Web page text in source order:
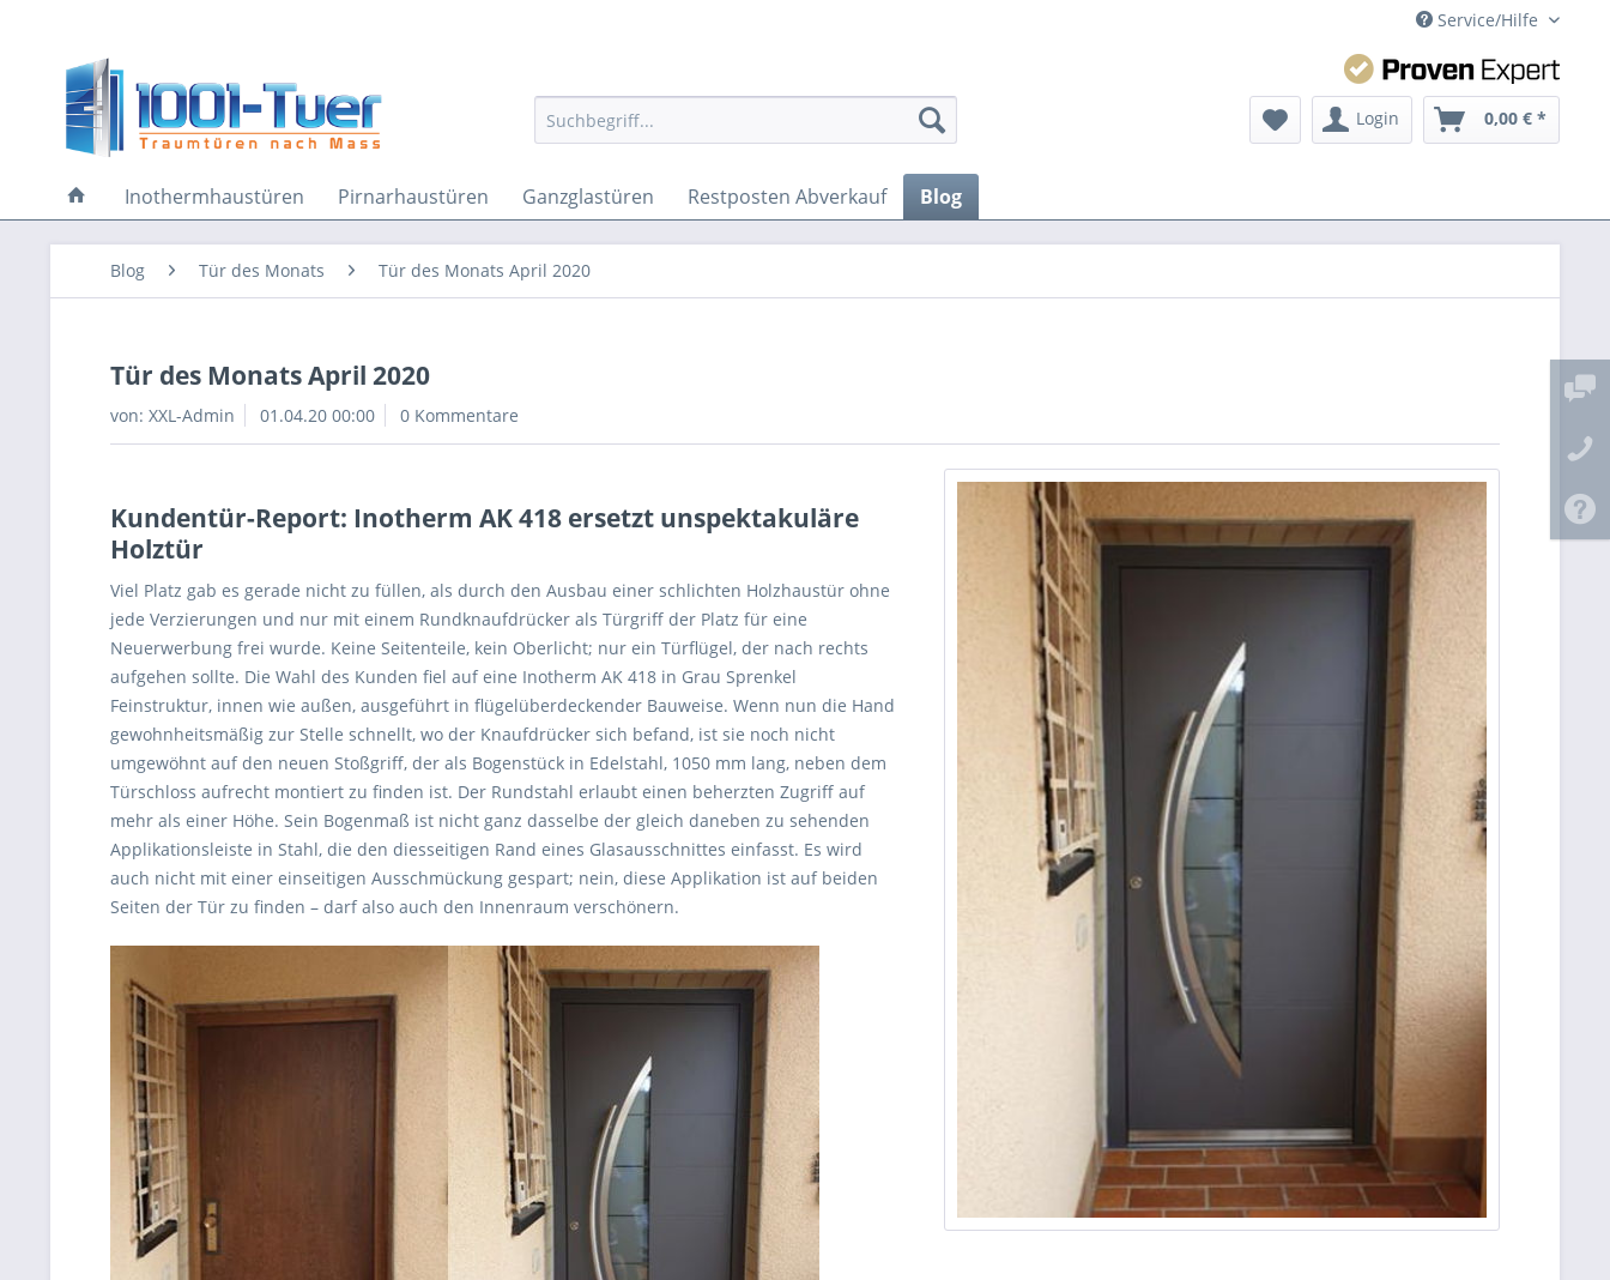
Service/Hilfe
Login 0,00 € *
Inothermhaustüren Pirnarhaustüren Ganzglastüren Restposten Abverkauf Blog
Blog Tür des Monats Tür des Monats April 2020
Tür des Monats April 2020
von: XXL-Admin 01.04.20 00:00 0 Kommentare
Kundentür-Report: Inotherm AK 418 ersetzt unspektakuläre
Holztür
Viel Platz gab es gerade nicht zu füllen, als durch den Ausbau einer schlichten Holzhaustür ohne
jede Verzierungen und nur mit einem Rundknaufdrücker als Türgriff der Platz für eine
Neuerwerbung frei wurde. Keine Seitenteile, kein Oberlicht; nur ein Türflügel, der nach rechts
aufgehen sollte. Die Wahl des Kunden fiel auf eine Inotherm AK 418 in Grau Sprenkel
Feinstruktur, innen wie außen, ausgeführt in flügelüberdeckender Bauweise. Wenn nun die Hand
gewohnheitsmäßig zur Stelle schnellt, wo der Knaufdrücker sich befand, ist sie noch nicht
umgewöhnt auf den neuen Stoßgriff, der als Bogenstück in Edelstahl, 1050 mm lang, neben dem
Türschloss aufrecht montiert zu finden ist. Der Rundstahl erlaubt einen beherzten Zugriff auf
mehr als einer Höhe. Sein Bogenmaß ist nicht ganz dasselbe der gleich daneben zu sehenden
Applikationsleiste in Stahl, die den diesseitigen Rand eines Glasausschnittes einfasst. Es wird
auch nicht mit einer einseitigen Ausschmückung gespart; nein, diese Applikation ist auf beiden
Seiten der Tür zu finden – darf also auch den Innenraum verschönern.